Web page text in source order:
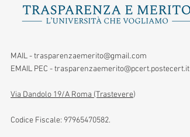
MAIL -trasparenzaemerito@gmail.com
EMAIL PEC -trasparenzaemerito@pcert.postecert.it
Via Dandolo 19/A Roma (Trastevere)
Codice Fiscale: 97965470582.